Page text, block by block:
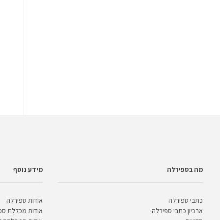
מידע נוסף
אודות ספירלה
אודות מכללת
מה בספירלה
כתבי ספירלה
ארכיון כתבי ספירלה